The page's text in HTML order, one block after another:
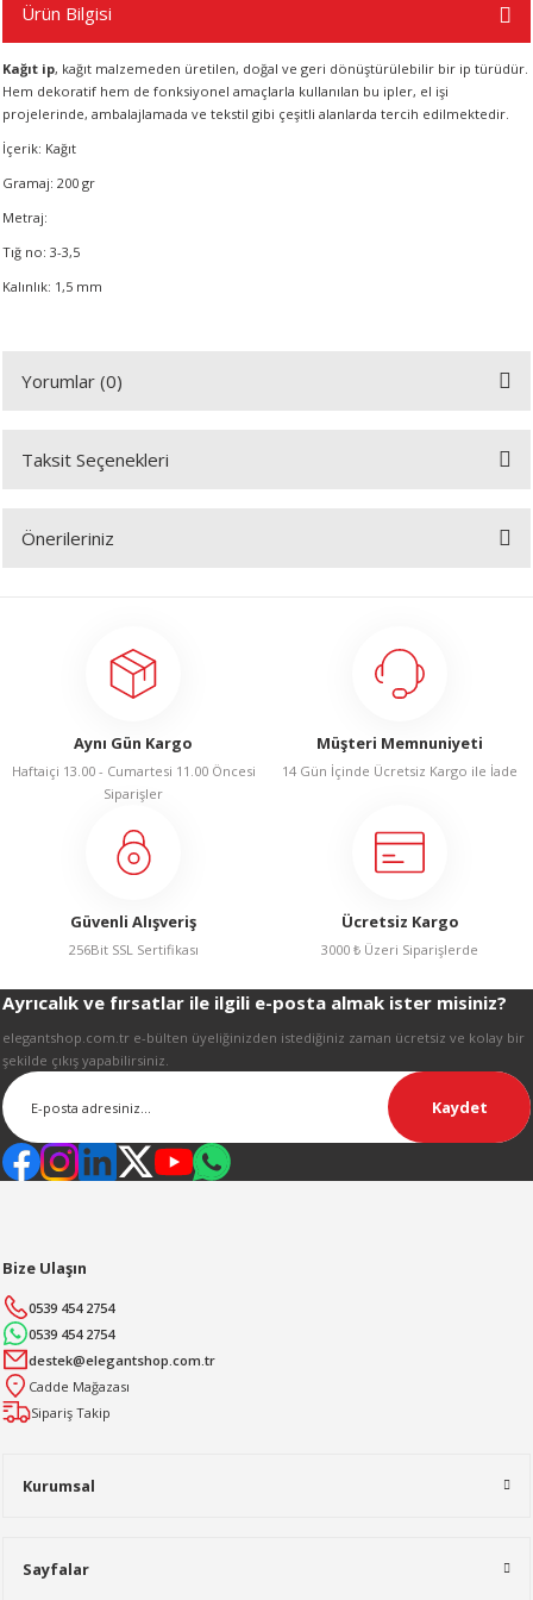
Ürün Bilgisi
Kağıt ip, kağıt malzemeden üretilen, doğal ve geri dönüştürülebilir bir ip türüdür.
Hem dekoratif hem de fonksiyonel amaçlarla kullanılan bu ipler, el işi
projelerinde, ambalajlamada ve tekstil gibi çeşitli alanlarda tercih edilmektedir.
İçerik: Kağıt
Gramaj: 200 gr
Metraj:
Tığ no: 3-3,5
Kalınlık: 1,5 mm
Yorumlar (0)
Taksit Seçenekleri
Önerileriniz
Görüş ve önerileriniz için teşekkür ederiz.
Ürün açıklamasında eksik bilgiler bulunuyor.
Ürün bilgilerinde hatalar bulunuyor.
Ürün fiyatı diğer sitelerden daha pahalı.
Bu ürüne benzer farklı alternatifler olmalı.
Gönder
Aynı Gün Kargo
Haftaiçi 13.00 - Cumartesi 11.00 Öncesi
Siparişler
Müşteri Memnuniyeti
14 Gün İçinde Ücretsiz Kargo ile İade
Güvenli Alışveriş
256Bit SSL Sertifikası
Ücretsiz Kargo
3000 ₺ Üzeri Siparişlerde
Ayrıcalık ve fırsatlar ile ilgili e-posta almak ister misiniz?
elegantshop.com.tr e-bülten üyeliğinizden istediğiniz zaman ücretsiz ve kolay bir
şekilde çıkış yapabilirsiniz.
Kaydet
Kurumsal
Sayfalar
Bize Ulaşın
0539 454 2754
0539 454 2754
destek@elegantshop.com.tr
Cadde Mağazası
Sipariş Takip